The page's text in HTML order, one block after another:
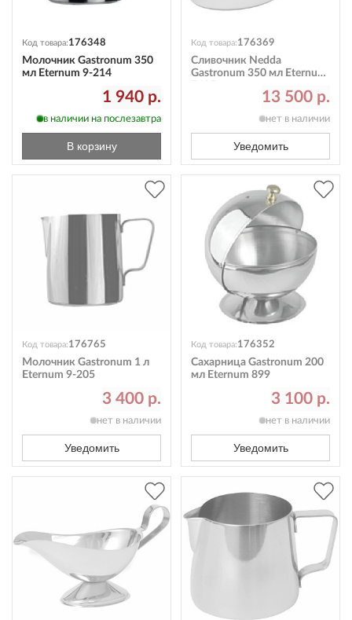
Код товара:176348
Молочник Gastronum 350
мл Eternum 9-214
1 940 р.
в наличии на послезавтра
В корзину
Код товара:176369
Сливочник Nedda
Gastronum 350 мл Eternum
13 500 р.
нет в наличии
Уведомить
Код товара:176765
Молочник Gastronum 1 л
Eternum 9-205
3 400 р.
нет в наличии
Уведомить
Код товара:176352
Сахарница Gastronum 200
мл Eternum 899
3 100 р.
нет в наличии
Уведомить